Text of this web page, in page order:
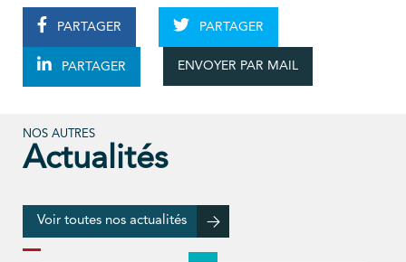
PARTAGER PARTAGER
PARTAGER ENVOYER PAR MAIL
NOS AUTRES
Actualités
Voir toutes nos actualités